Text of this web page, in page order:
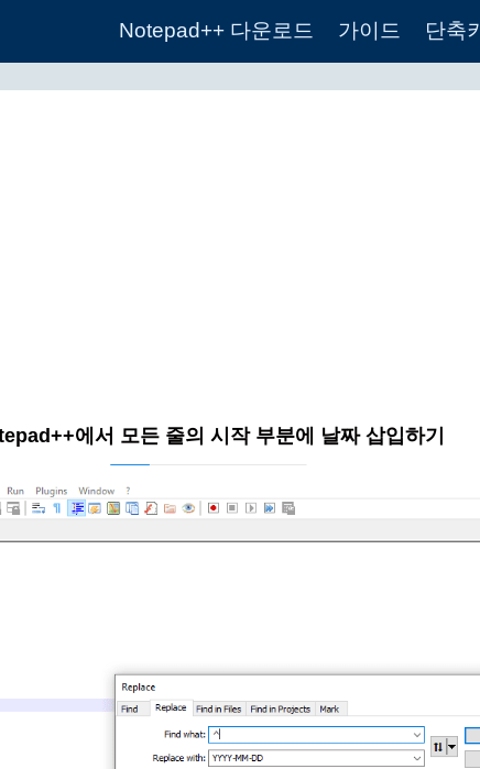
Notepad++ 다운로드 가이드 단축키
에서 모든 줄의 시작 부분에 날짜 삽입하기